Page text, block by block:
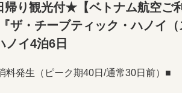
り観光付★【ベトナム航空ご
ザ・チーブティック・ハノイ
ノイ4泊6日
料発生（ピーク期40日/通常30日前）■